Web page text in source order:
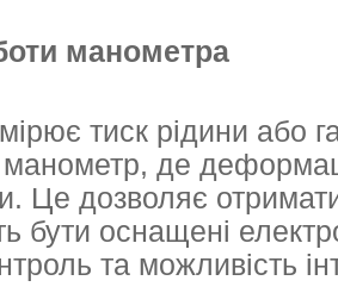
манометра
тиск рідини або
де
Це дозволяє
бути оснащені
та можливість